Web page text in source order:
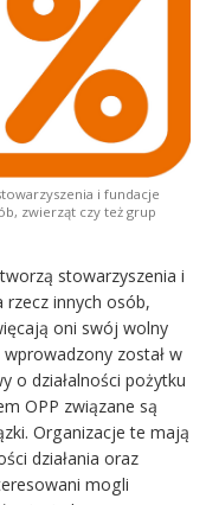
i fundacje
zwierząt czy też grup
stowarzyszenia i
rzecz innych osób,
oni swój wolny
został w
o działalności pożytku
OPP związane są
Organizacje te mają
działania oraz
mogli